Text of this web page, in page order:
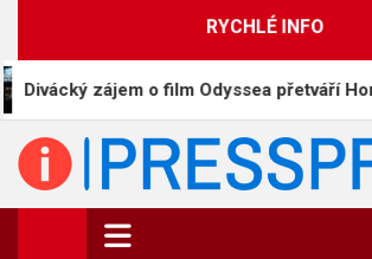
content
RYCHLÉ INFO
o film Odyssea přetváří Homéra na
PressPress.cz
Vaše zprávy v souvislostech